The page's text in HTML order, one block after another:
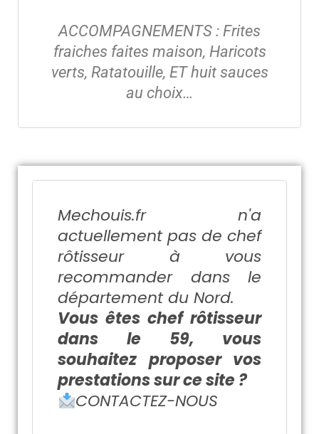
ACCOMPAGNEMENTS : Frites
fraiches faites maison, Haricots
verts, Ratatouille, ET huit sauces
au choix…
Mechouis.frn'a
actuellement pas de chef
rôtisseur à vous
recommander dans le
département du Nord.
Vous êtes chef rôtisseur
dans le 59, vous
souhaitez proposer vos
prestations sur ce site ?
CONTACTEZ-NOUS